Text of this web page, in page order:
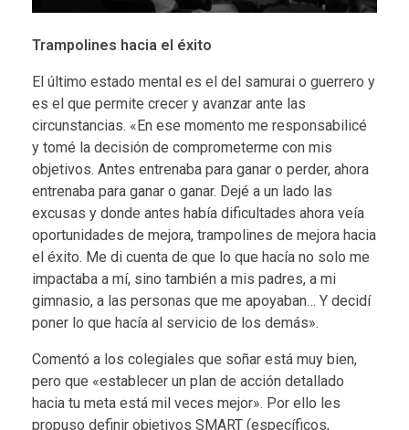
Trampolines hacia el éxito
El último estado mental es el del samurai o guerrero y
es el que permite crecer y avanzar ante las
circunstancias. «En ese momento me responsabilicé
y tomé la decisión de comprometerme con mis
objetivos. Antes entrenaba para ganar o perder, ahora
entrenaba para ganar o ganar. Dejé a un lado las
excusas y donde antes había dificultades ahora veía
oportunidades de mejora, trampolines de mejora hacia
el éxito. Me di cuenta de que lo que hacía no solo me
impactaba a mí, sino también a mis padres, a mi
gimnasio, a las personas que me apoyaban… Y decidí
poner lo que hacía al servicio de los demás».
Comentó a los colegiales que soñar está muy bien,
pero que «establecer un plan de acción detallado
hacia tu meta está mil veces mejor». Por ello les
propuso definir objetivos SMART (específicos,